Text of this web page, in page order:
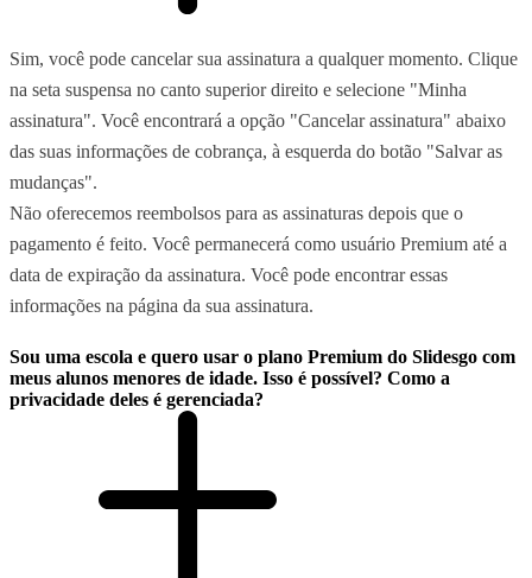
Sim, você pode cancelar sua assinatura a qualquer momento. Clique
na seta suspensa no canto superior direito e selecione "Minha
assinatura". Você encontrará a opção "Cancelar assinatura" abaixo
das suas informações de cobrança, à esquerda do botão "Salvar as
mudanças".
Não oferecemos reembolsos para as assinaturas depois que o
pagamento é feito. Você permanecerá como usuário Premium até a
data de expiração da assinatura. Você pode encontrar essas
informações na página da sua assinatura.
Sou uma escola e quero usar o plano Premium do Slidesgo com
meus alunos menores de idade. Isso é possível? Como a
privacidade deles é gerenciada?